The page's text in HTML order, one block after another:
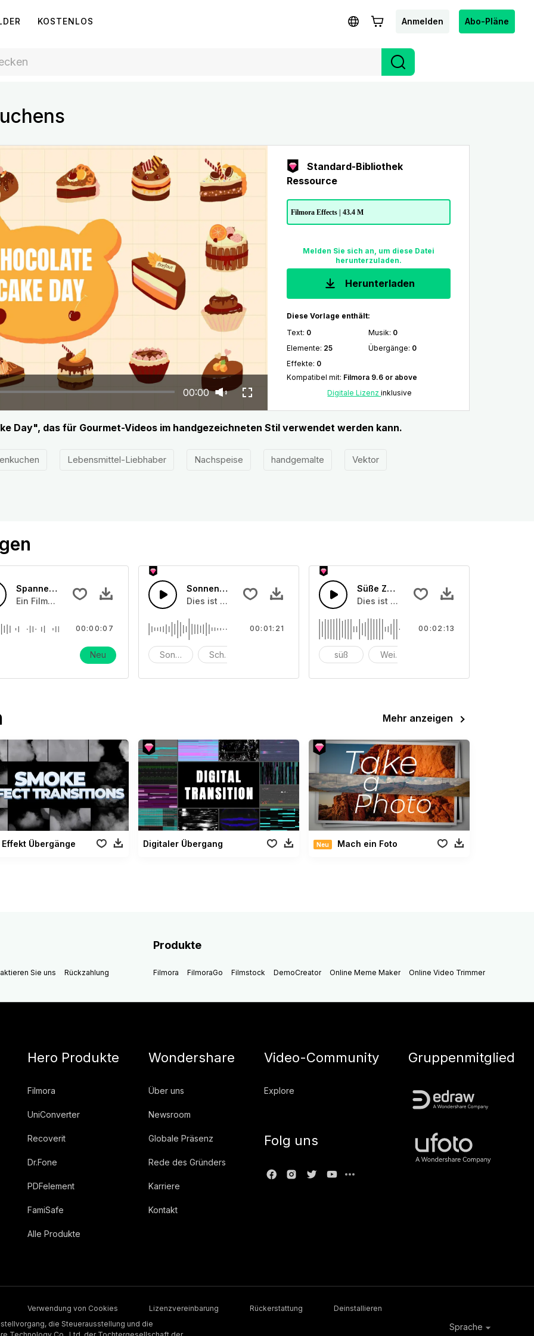
KOSTENLOS Anmelden Abo-Pläne
00:00
Standard-Bibliothek
Ressource
Filmora Effects | 43.4 M
Melden Sie sich an, um diese Datei
herunterzuladen.
Herunterladen
Diese Vorlage enthält:
Text: 0 Musik: 0
Elemente: 25 Übergänge: 0
Effekte: 0
Kompatibel mit: Filmora 9.6 or above
Digitale Lizenzinklusive
Day", das für Gourmet-Videos im handgezeichneten Stil verwendet werden kann.
Lebensmittel-Liebhaber Nachspeise handgemalte Vektor
Synthies, rhythmischen Drums und eingängigen Lead-Melodien
Spannender Schockexplosion Filmton
Ein Film-Soundeffekt
00:00:07
Neu
Sonnenschein in der Schule
Dies ist eine Musik von über Sonnenschein in der Schule
SonnenscheinSchule
00:01:21
Süße Zeit in der Weihnachtszeit
Dies ist ein Sound von über Sweet Time
süß Weihnachten
00:02:13
Mehr anzeigen
Effekt Übergänge Digitaler Übergang Neu Mach ein Foto
Sie uns Rückzahlung
Produkte
Filmora FilmoraGo Filmstock DemoCreator Online Meme Maker Online Video Trimmer
Hero Produkte
Filmora
UniConverter
Recoverit
Dr.Fone
PDFelement
FamiSafe
Alle Produkte
Wondershare
Über uns
Newsroom
Globale Präsenz
Rede des Gründers
Karriere
Kontakt
Video-Community
Explore
Folg uns
Gruppenmitglied
Verwendung von Cookies Lizenzvereinbarung Rückerstattung
Deinstallieren
die Steuerausstellung und die
Sprache